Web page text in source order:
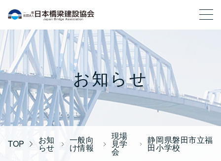
一般社団法人 日本橋梁建設協会
お知らせ
TOP お知
らせ
一般向
け情報
現場
見学
会
静岡県磐田市立福
田小学校